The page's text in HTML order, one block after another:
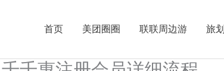
首页 美团圈圈 联联周边游 旅